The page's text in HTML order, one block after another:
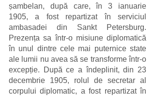
șambelan, după care, în 3 ianuarie
1905, a fost repartizat în serviciul
ambasadei din Sankt Petersburg.
Prezența sa într-o misiune diplomatică
în unul dintre cele mai puternice state
ale lumii nu avea să se transforme într-o
excepție. După ce a îndeplinit, din 23
decembrie 1905, rolul de secretar al
corpului diplomatic, a fost repartizat în